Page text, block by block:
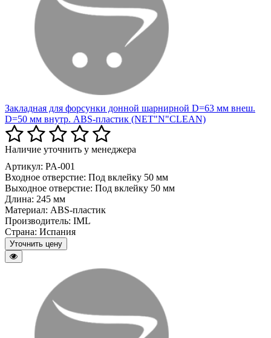
Закладная для форсунки донной шарнирной D=63 мм внеш.
D=50 мм внутр. ABS-пластик (NET"N"CLEAN)
Наличие уточнить у менеджера
Артикул: PA-001
Входное отверстие: Под вклейку 50 мм
Выходное отверстие: Под вклейку 50 мм
Длина: 245 мм
Материал: ABS-пластик
Производитель: IML
Страна: Испания
Уточнить цену